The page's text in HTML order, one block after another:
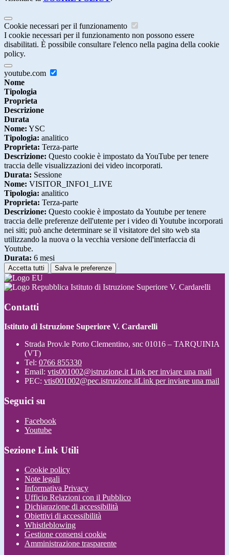
Cookie necessari per il funzionamento
I cookie necessari per il funzionamento non possono essere
disabilitati. È possibile consultare l'elenco nella pagina della cookie
policy.
youtube.com
Nome
Tipologia
Proprieta
Descrizione
Durata
Nome: YSC
Tipologia: analitico
Proprieta: Terza-parte
Descrizione: Questo cookie è impostato da YouTube per tenere
traccia delle visualizzazioni dei video incorporati.
Durata: Sessione
Nome: VISITOR_INFO1_LIVE
Tipologia: analitico
Proprieta: Terza-parte
Descrizione: Questo cookie è impostato da Youtube per tenere
traccia delle preferenze dell'utente per i video di Youtube incorporati
nei siti; può anche determinare se il visitatore del sito web sta
utilizzando la nuova o la vecchia versione dell'interfaccia di
Youtube.
Durata: 6 mesi
Accetta tutti Salva le preferenze
Istituto di Istruzione Superiore V. Cardarelli
Contatti
Istituto di Istruzione Superiore V. Cardarelli
Strada Prov.le Porto Clementino, snc 01016 – TARQUINIA
(VT)
Tel: 0766 855330
Email: vtis001002@istruzione.it Link per inviare una mail
PEC: vtis001002@pec.istruzione.itLink per inviare una mail
Seguici su
Facebook
Youtube
Sezione Link Utili
Cookie policy
Note legali
Informativa Privacy
Ufficio Relazioni con il Pubblico
Dichiarazione di accessibilità
Obiettivi di accessibilità
Whistleblowing
Gestione consensi cookie
Amministrazione trasparente